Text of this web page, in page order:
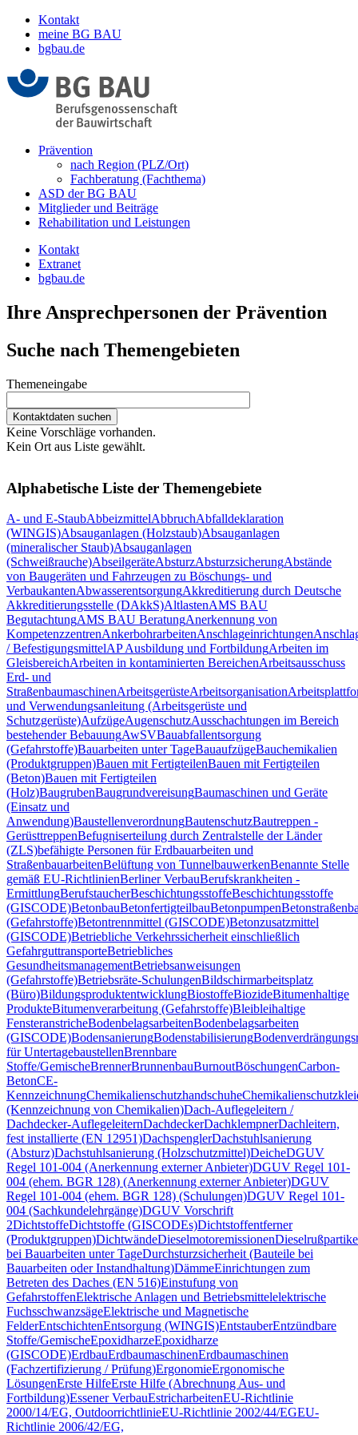
Kontakt
meine BG BAU
bgbau.de
Prävention
nach Region (PLZ/Ort)
Fachberatung (Fachthema)
ASD der BG BAU
Mitglieder und Beiträge
Rehabilitation und Leistungen
Kontakt
Extranet
bgbau.de
Ihre Ansprechpersonen der Prävention
Suche nach Themengebieten
Themeneingabe
Keine Vorschläge vorhanden.
Kein Ort aus Liste gewählt.
Alphabetische Liste der Themengebiete
A- und E-StaubAbbeizmittelAbbruchAbfalldeklaration
(WINGIS)Absauganlagen (Holzstaub)Absauganlagen
(mineralischer Staub)Absauganlagen
(Schweißrauche)AbseilgeräteAbsturzAbsturzsicherungAbstände
von Baugeräten und Fahrzeugen zu Böschungs- und
VerbaukantenAbwasserentsorgungAkkreditierung durch Deutsche
Akkreditierungsstelle (DAkkS)AltlastenAMS BAU
BegutachtungAMS BAU BeratungAnerkennung von
KompetenzzentrenAnkerbohrarbeitenAnschlageinrichtungen
/ BefestigungsmittelAP Ausbildung und FortbildungArbeiten im
GleisbereichArbeiten in kontaminierten BereichenArbeitsausschuss
Erd- und
StraßenbaumaschinenArbeitsgerüsteArbeitsorganisation
und Verwendungsanleitung (Arbeitsgerüste und
Schutzgerüste)AufzügeAugenschutzAusschachtungen im Bereich
bestehender BebauungAwSVBauabfallentsorgung
(Gefahrstoffe)Bauarbeiten unter TageBauaufzügeBauchemikalien
(Produktgruppen)Bauen mit FertigteilenBauen mit Fertigteilen
(Beton)Bauen mit Fertigteilen
(Holz)BaugrubenBaugrundvereisungBaumaschinen und Geräte
(Einsatz und
Anwendung)BaustellenverordnungBautenschutzBautreppen -
GerüsttreppenBefugniserteilung durch Zentralstelle der Länder
(ZLS)befähigte Personen für Erdbauarbeiten und
StraßenbauarbeitenBelüftung von TunnelbauwerkenBenannte Stelle
gemäß EU-RichtlinienBerliner VerbauBerufskrankheiten -
ErmittlungBerufstaucherBeschichtungsstoffeBeschichtungsstoffe
(GISCODE)BetonbauBetonfertigteilbauBetonpumpen
(Gefahrstoffe)Betontrennmittel (GISCODE)Betonzusatzmittel
(GISCODE)Betriebliche Verkehrssicherheit einschließlich
GefahrguttransporteBetriebliches
GesundheitsmanagementBetriebsanweisungen
(Gefahrstoffe)Betriebsräte-SchulungenBildschirmarbeitsplatz
(Büro)BildungsproduktentwicklungBiostoffeBiozideBitumenhaltige
ProdukteBitumenverarbeitung (Gefahrstoffe)Bleibleihaltige
FensteranstricheBodenbelagsarbeitenBodenbelagsarbeiten
(GISCODE)BodensanierungBodenstabilisierung
für UntertagebaustellenBrennbare
Stoffe/GemischeBrennerBrunnenbauBurnoutBöschungenCarbon-
BetonCE-
KennzeichnungChemikalienschutzhandschuhe
(Kennzeichnung von Chemikalien)Dach-Auflegeleitern /
Dachdecker-AuflegeleiternDachdeckerDachklempnerDachleitern,
fest installierte (EN 12951)DachspenglerDachstuhlsanierung
(Absturz)Dachstuhlsanierung (Holzschutzmittel)DeicheDGUV
Regel 101-004 (Anerkennung externer Anbieter)DGUV Regel 101-
004 (ehem. BGR 128) (Anerkennung externer Anbieter)DGUV
Regel 101-004 (ehem. BGR 128) (Schulungen)DGUV Regel 101-
004 (Sachkundelehrgänge)DGUV Vorschrift
2DichtstoffeDichtstoffe (GISCODEs)Dichtstoffentferner
(Produktgruppen)DichtwändeDieselmotoremissionen
bei Bauarbeiten unter TageDurchsturzsicherheit (Bauteile bei
Bauarbeiten oder Instandhaltung)DämmeEinrichtungen zum
Betreten des Daches (EN 516)Einstufung von
GefahrstoffenElektrische Anlagen und Betriebsmittelelektrische
FuchsschwanzsägeElektrische und Magnetische
FelderEntschichtenEntsorgung (WINGIS)EntstauberEntzündbare
Stoffe/GemischeEpoxidharzeEpoxidharze
(GISCODE)ErdbauErdbaumaschinenErdbaumaschinen
(Fachzertifizierung / Prüfung)ErgonomieErgonomische
LösungenErste HilfeErste Hilfe (Abrechnung Aus- und
Fortbildung)Essener VerbauEstricharbeitenEU-Richtlinie
2000/14/EG, OutdoorrichtlinieEU-Richtlinie 2002/44/EGEU-
Richtlinie 2006/42/EG,